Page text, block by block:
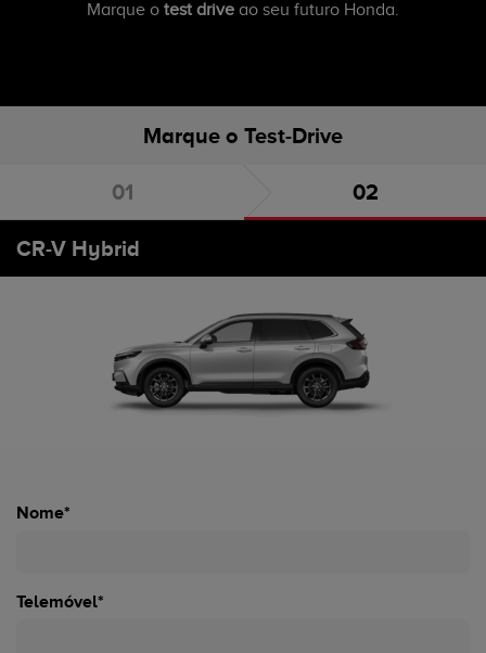
Marque o test drive ao seu futuro Honda.
Marque o Test-Drive
Escolha o carro Marque o Test-Drive
CR-V Hybrid
Nome*
Telemóvel*